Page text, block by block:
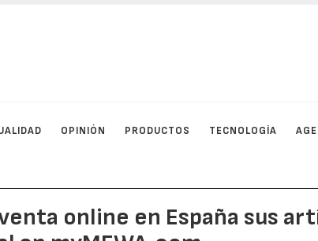
OPINIÓN PRODUCTOS TECNOLOGÍA
online en España sus